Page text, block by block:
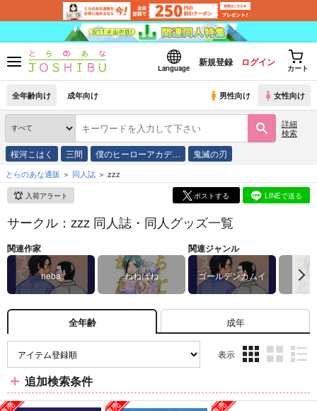
Language
新規登録 ログイン
カート
全年齢向け 成年向け 男性向け 女性向け
詳細
検索
桜河こはく 三間 僕のヒーローアカデ… 鬼滅の刃
とらのあな通販 同人誌 zzz
入荷アラート ポストする LINEで送る
サークル：zzz 同人誌・同人グッズ一覧
関連作家
neba ねねばね
関連ジャンル
ゴールデンカムイ
全年齢 成年
表示
ム
表
ム
表
ム
表
追加検索条件